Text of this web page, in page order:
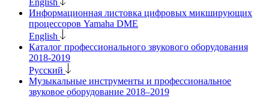
English
Информационная листовка цифровых микширующих
процессоров Yamaha DME
English
Каталог профессионального звукового оборудования
2018-2019
Русский
Музыкальные инструменты и профессиональное
звуковое оборудование 2018–2019